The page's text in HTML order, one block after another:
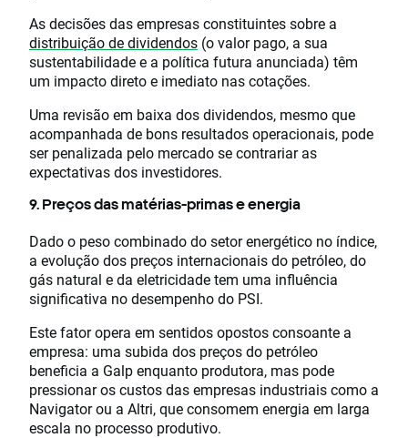
As decisões das empresas constituintes sobre a
distribuição de dividendos (o valor pago, a sua
sustentabilidade e a política futura anunciada) têm
um impacto direto e imediato nas cotações.
Uma revisão em baixa dos dividendos, mesmo que
acompanhada de bons resultados operacionais, pode
ser penalizada pelo mercado se contrariar as
expectativas dos investidores.
9. Preços das matérias-primas e energia
Dado o peso combinado do setor energético no índice,
a evolução dos preços internacionais do petróleo, do
gás natural e da eletricidade tem uma influência
significativa no desempenho do PSI.
Este fator opera em sentidos opostos consoante a
empresa: uma subida dos preços do petróleo
beneficia a Galp enquanto produtora, mas pode
pressionar os custos das empresas industriais como a
Navigator ou a Altri, que consomem energia em larga
escala no processo produtivo.